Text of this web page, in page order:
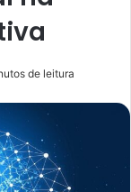
de leitura